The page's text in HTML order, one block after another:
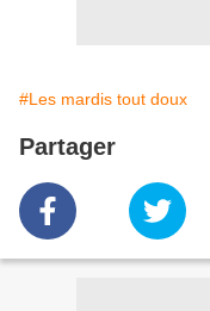
#Les mardis tout doux
Partager